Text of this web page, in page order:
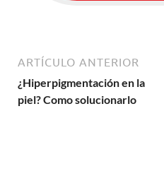
ARTÍCULO ANTERIOR
¿Hiperpigmentación en la
piel? Como solucionarlo